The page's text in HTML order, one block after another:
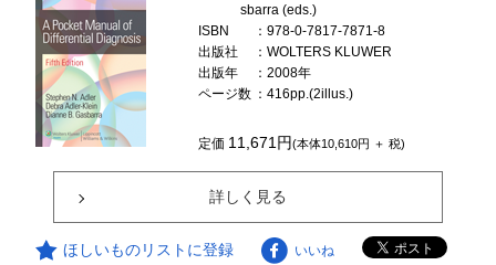
sbarra (eds.)
ISBN
：978-0-7817-7871-8
出版社
：WOLTERS KLUWER
出版年
：2008年
ページ数 ：416pp.(2illus.)
定価 11,671円(本体10,610円 ＋ 税)
詳しく見る
ほしいものリストに登録 いいね